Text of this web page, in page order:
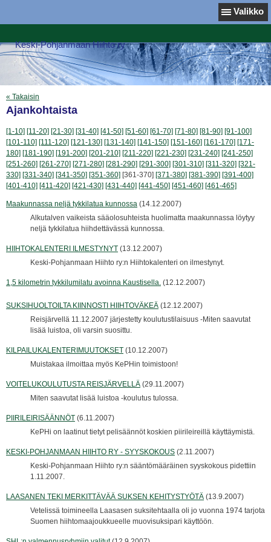
Valikko
Keski-Pohjanmaan Hiihto ry
« Takaisin
Ajankohtaista
[1-10] [11-20] [21-30] [31-40] [41-50] [51-60] [61-70] [71-80] [81-90] [91-100]
[101-110] [111-120] [121-130] [131-140] [141-150] [151-160] [161-170] [171-
180] [181-190] [191-200] [201-210] [211-220] [221-230] [231-240] [241-250]
[251-260] [261-270] [271-280] [281-290] [291-300] [301-310] [311-320] [321-
330] [331-340] [341-350] [351-360] [361-370] [371-380] [381-390] [391-400]
[401-410] [411-420] [421-430] [431-440] [441-450] [451-460] [461-465]
Maakunnassa neljä tykkilatua kunnossa (14.12.2007)
Alkutalven vaikeista sääolosuhteista huolimatta maakunnassa löytyy
neljä tykkilatua hiihdettävässä kunnossa.
HIIHTOKALENTERI ILMESTYNYT (13.12.2007)
Keski-Pohjanmaan Hiihto ry:n Hiihtokalenteri on ilmestynyt.
1,5 kilometrin tykkilumilatu avoinna Kaustisella. (12.12.2007)
SUKSIHUOLTOILTA KIINNOSTI HIIHTOVÄKEÄ (12.12.2007)
Reisjärvellä 11.12.2007 järjestetty koulutustilaisuus -Miten saavutat
lisää luistoa, oli varsin suosittu.
KILPAILUKALENTERIMUUTOKSET (10.12.2007)
Muistakaa ilmoittaa myös KePHin toimistoon!
VOITELUKOULUTUSTA REISJÄRVELLÄ (29.11.2007)
Miten saavutat lisää luistoa -koulutus tulossa.
PIIRILEIRISÄÄNNÖT (6.11.2007)
KePHi on laatinut tietyt pelisäännöt koskien piirileireillä käyttäymistä.
KESKI-POHJANMAAN HIIHTO RY - SYYSKOKOUS (2.11.2007)
Keski-Pohjanmaan Hiihto ry:n sääntömääräinen syyskokous pidettiin
1.11.2007.
LAASANEN TEKI MERKITTÄVÄÄ SUKSEN KEHITYSTYÖTÄ (13.9.2007)
Vetelissä toimineella Laasasen suksitehtaalla oli jo vuonna 1974 tarjota
Suomen hiihtomaajoukkueelle muovisuksipari käyttöön.